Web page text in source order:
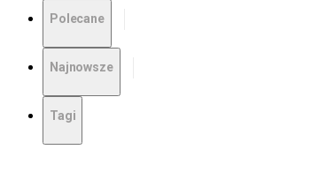
Polecane
Najnowsze
Tagi